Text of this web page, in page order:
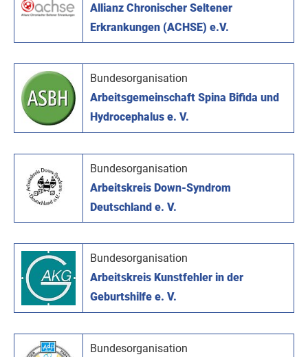
Allianz Chronischer Seltener
Erkrankungen (ACHSE) e.V.
Bundesorganisation
Arbeitsgemeinschaft Spina Bifida und
Hydrocephalus e. V.
Bundesorganisation
Arbeitskreis Down-Syndrom
Deutschland e. V.
Bundesorganisation
Arbeitskreis Kunstfehler in der
Geburtshilfe e. V.
Bundesorganisation